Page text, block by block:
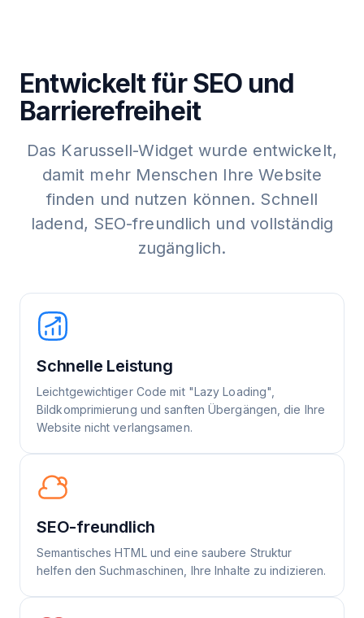
Entwickelt für SEO und
Barrierefreiheit
Das Karussell-Widget wurde entwickelt,
damit mehr Menschen Ihre Website
finden und nutzen können. Schnell
ladend, SEO-freundlich und vollständig
zugänglich.
Schnelle Leistung
Leichtgewichtiger Code mit "Lazy Loading",
Bildkomprimierung und sanften Übergängen, die Ihre
Website nicht verlangsamen.
SEO-freundlich
Semantisches HTML und eine saubere Struktur
helfen den Suchmaschinen, Ihre Inhalte zu indizieren.